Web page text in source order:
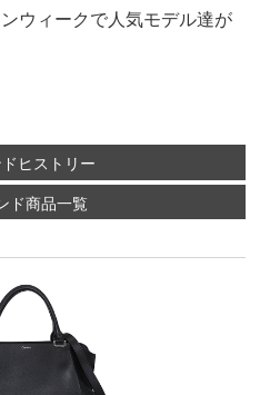
ウィークで人気モデル達が
ヒストリー
ド商品一覧